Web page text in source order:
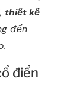
thiết kế
đến
điển